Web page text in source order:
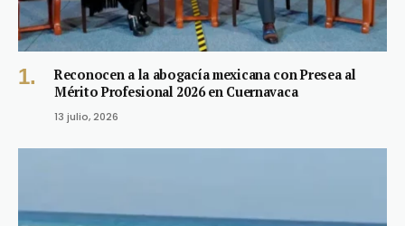
Reconocen a la abogacía mexicana con Presea al
Mérito Profesional 2026 en Cuernavaca
13 julio, 2026